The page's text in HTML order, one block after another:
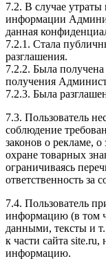
7.2. В случае
информации
данная
7.2.1. Стала
разглашения.
7.2.2. Была
получения
7.2.3. Была
7.3. Пользователь
соблюдение
законов о рекламе,
охране товарных
ограничиваясь
ответственность за
7.4. Пользователь
информацию (в том
данными, тексты и
к части сайта
информацию.